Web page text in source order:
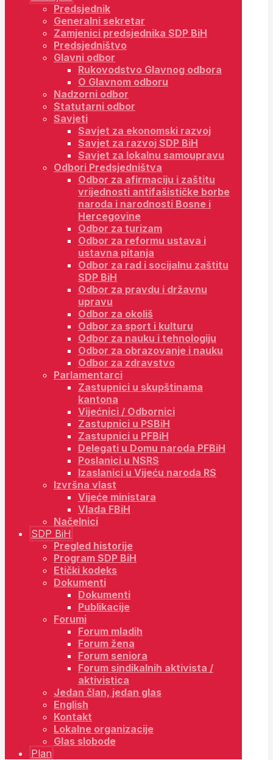
Predsjednik
Generalni sekretar
Zamjenici predsjednika SDP BiH
Predsjedništvo
Glavni odbor
Rukovodstvo Glavnog odbora
O Glavnom odboru
Nadzorni odbor
Statutarni odbor
Savjeti
Savjet za ekonomski razvoj
Savjet za razvoj SDP BiH
Savjet za lokalnu samoupravu
Odbori Predsjedništva
Odbor za afirmaciju i zaštitu
vrijednosti antifašističke borbe
naroda i narodnosti Bosne i
Hercegovine
Odbor za turizam
Odbor za reformu ustava i
ustavna pitanja
Odbor za rad i socijalnu zaštitu
SDP BiH
Odbor za pravdu i državnu
upravu
Odbor za okoliš
Odbor za sport i kulturu
Odbor za nauku i tehnologiju
Odbor za obrazovanje i nauku
Odbor za zdravstvo
Parlamentarci
Zastupnici u skupštinama
kantona
Vijećnici / Odbornici
Zastupnici u PSBiH
Zastupnici u PFBiH
Delegati u Domu naroda PFBiH
Poslanici u NSRS
Izaslanici u Vijeću naroda RS
Izvršna vlast
Vijeće ministara
Vlada FBiH
Načelnici
SDP BiH
Pregled historije
Program SDP BiH
Etički kodeks
Dokumenti
Dokumenti
Publikacije
Forumi
Forum mladih
Forum žena
Forum seniora
Forum sindikalnih aktivista /
aktivistica
Jedan član, jedan glas
English
Kontakt
Lokalne organizacije
Glas slobode
Plan